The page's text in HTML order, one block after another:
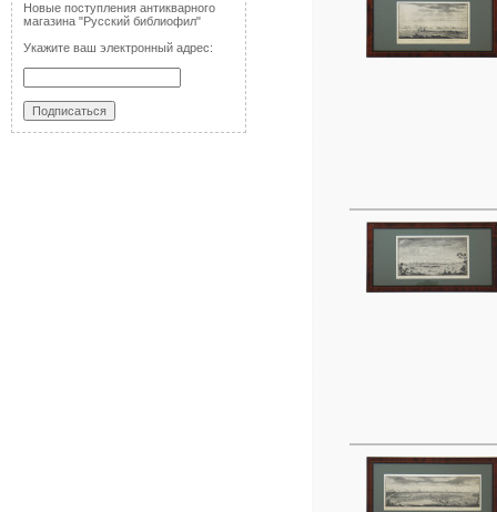
Новые поступления антикварного
магазина "Русский библиофил"
Укажите ваш электронный адрес: